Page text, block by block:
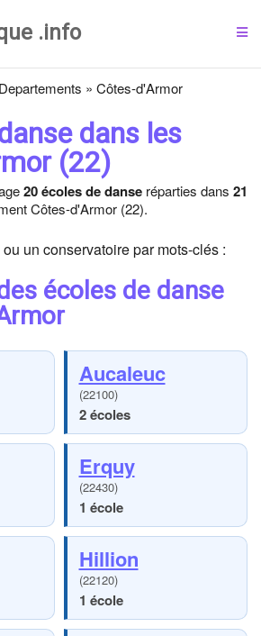
.info
Departements » Côtes-d'Armor
dans les
(22)
20 écoles de danse réparties dans 21
Côtes-d'Armor (22).
un conservatoire par mots-clés :
écoles de danse
Aucaleuc
(22100)
2 écoles
Erquy
(22430)
1 école
Hillion
(22120)
1 école